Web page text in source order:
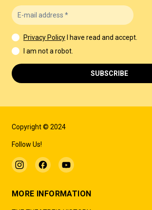
Copyright © 2024
Follow Us!
MORE INFORMATION
Privacy Policy
I have read and accept.
I am not a robot.
SUBSCRIBE